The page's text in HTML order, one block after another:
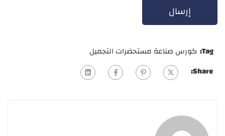
Tag: كورس صناعة مستحضرات التجميل
Share: